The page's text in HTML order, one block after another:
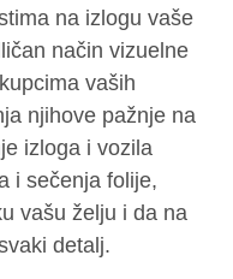
na izlogu vaše
način vizuelne
vaših
njihove pažnje na
izloga i vozila
i sečenja folije,
vašu želju i da na
detalj.